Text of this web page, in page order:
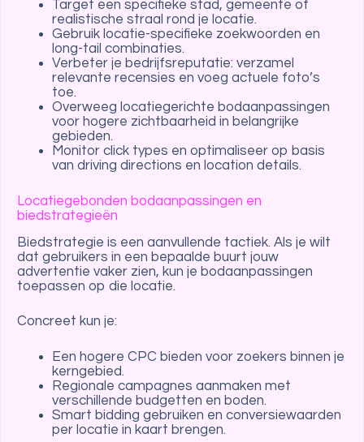
Target een specifieke stad, gemeente of
realistische straal rond je locatie.
Gebruik locatie-specifieke zoekwoorden en
long-tail combinaties.
Verbeter je bedrijfsreputatie: verzamel
relevante recensies en voeg actuele foto’s
toe.
Overweeg locatiegerichte bodaanpassingen
voor hogere zichtbaarheid in belangrijke
gebieden.
Monitor click types en optimaliseer op basis
van driving directions en location details.
Locatiegebonden bodaanpassingen en
biedstrategieën
Biedstrategie is een aanvullende tactiek. Als je wilt
dat gebruikers in een bepaalde buurt jouw
advertentie vaker zien, kun je bodaanpassingen
toepassen op die locatie.
Concreet kun je:
Een hogere CPC bieden voor zoekers binnen je
kerngebied.
Regionale campagnes aanmaken met
verschillende budgetten en boden.
Smart bidding gebruiken en conversiewaarden
per locatie in kaart brengen.